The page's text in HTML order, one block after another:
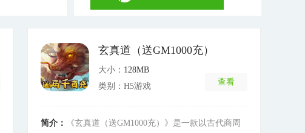
玄真道（送GM1000充）
大小： 128MB
类别：H5游戏
查看
简介：
《玄真道（送GM1000充）》是一款以古代商周